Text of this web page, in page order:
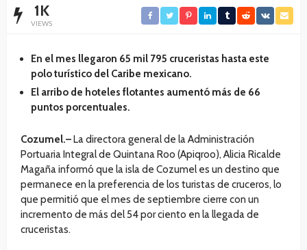
1K
VIEWS
En el mes llegaron 65 mil 795 cruceristas hasta este
polo turístico del Caribe mexicano.
El arribo de hoteles flotantes aumentó más de 66
puntos porcentuales.
Cozumel.–La directora general de la Administración
Portuaria Integral de Quintana Roo (Apiqroo), Alicia Ricalde
Magaña informó que la isla de Cozumel es un destino que
permanece en la preferencia de los turistas de cruceros, lo
que permitió que el mes de septiembre cierre con un
incremento de más del 54 por ciento en la llegada de
cruceristas.